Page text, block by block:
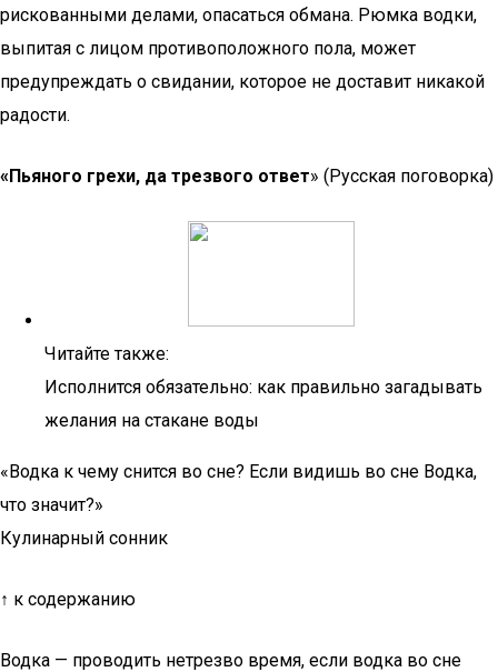
рискованными делами, опасаться обмана. Рюмка водки,
выпитая с лицом противоположного пола, может
предупреждать о свидании, которое не доставит никакой
радости.
«Пьяного грехи, да трезвого ответ» (Русская поговорка)
Читайте также:
Исполнится обязательно: как правильно загадывать
желания на стакане воды
«Водка к чему снится во сне? Если видишь во сне Водка,
что значит?»
Кулинарный сонник
↑ к содержанию
Водка — проводить нетрезво время, если водка во сне